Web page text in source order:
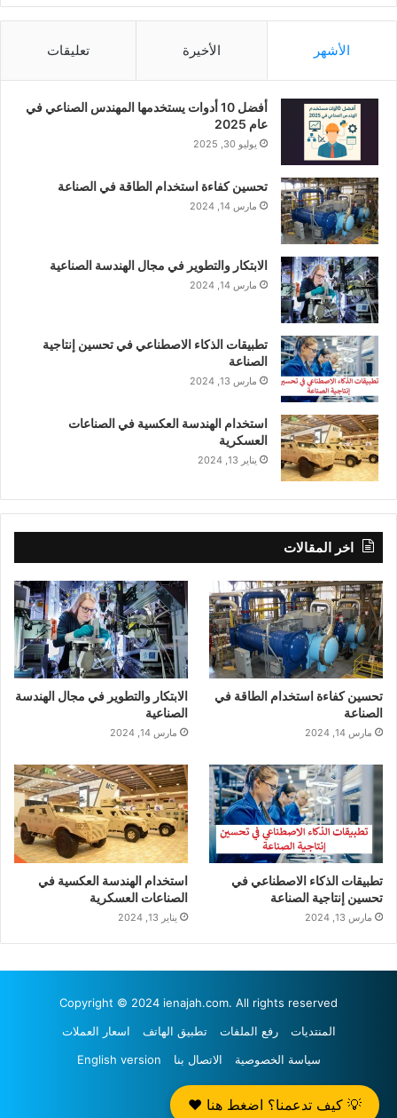
💡 كيف تدعمنا؟ اضغط هنا ❤️
الأشهر الأخيرة تعليقات
أفضل 10 أدوات يستخدمها المهندس الصناعي في
عام 2025
يوليو 30, 2025
تحسين كفاءة استخدام الطاقة في الصناعة
مارس 14, 2024
الابتكار والتطوير في مجال الهندسة الصناعية
مارس 14, 2024
تطبيقات الذكاء الاصطناعي في تحسين إنتاجية
الصناعة
مارس 13, 2024
استخدام الهندسة العكسية في الصناعات
العسكرية
يناير 13, 2024
اخر المقالات
تحسين كفاءة استخدام الطاقة في
الصناعة
مارس 14, 2024
الابتكار والتطوير في مجال الهندسة
الصناعية
مارس 14, 2024
تطبيقات الذكاء الاصطناعي في
تحسين إنتاجية الصناعة
مارس 13, 2024
استخدام الهندسة العكسية في
الصناعات العسكرية
يناير 13, 2024
Copyright © 2024 ienajah.com. All rights reserved
المنتديات
رفع الملفات تطبيق الهاتف
اسعار العملات
سياسة الخصوصية
الاتصال بنا English version
ملخص